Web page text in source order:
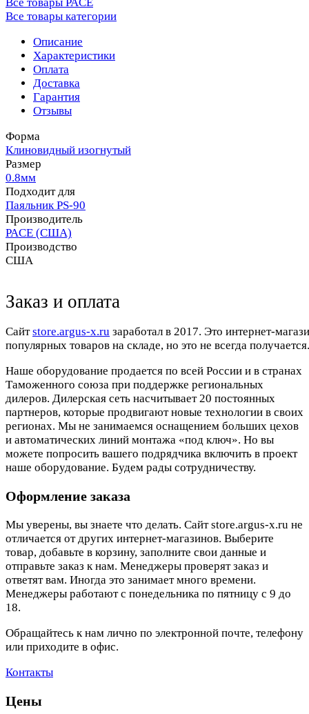
Все товары категории
Описание
Характеристики
Оплата
Доставка
Гарантия
Отзывы
Форма
Клиновидный изогнутый
Размер
0.8мм
Подходит для
Паяльник PS-90
Производитель
PACE (США)
Производство
США
Заказ и оплата
Cайтstore.argus-x.ru заработал в 2017. Это интернет-
популярных товаров на складе, но это не всегда
Наше оборудование продается по всей России и в странах
Таможенного союза при поддержке региональных
дилеров. Дилерская сеть насчитывает 20 постоянных
партнеров, которые продвигают новые технологии в своих
регионах. Мы не занимаемся оснащением больших цехов
и автоматических линий монтажа «под ключ». Но вы
можете попросить вашего подрядчика включить в проект
наше оборудование. Будем рады сотрудничеству.
Оформление заказа
Мы уверены, вы знаете что делать. Сайт store.argus-x.ru не
отличается от других интернет-магазинов. Выберите
товар, добавьте в корзину, заполните свои данные и
отправьте заказ к нам. Менеджеры проверят заказ и
ответят вам. Иногда это занимает много времени.
Менеджеры работают с понедельника по пятницу с 9 до
18.
Обращайтесь к нам лично по электронной почте, телефону
или приходите в офис.
Контакты
Цены